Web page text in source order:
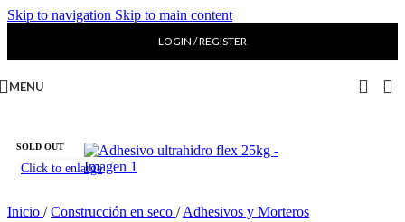
Skip to navigation Skip to main content
LOGIN / REGISTER
MENU
SOLD OUT
Click to enlarge
Inicio / Construcción en seco / Adhesivos y Morteros